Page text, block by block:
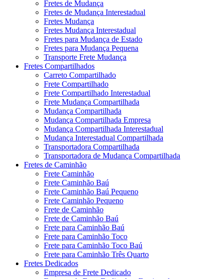
Fretes de Mudança
Fretes de Mudança Interestadual
Fretes Mudança
Fretes Mudança Interestadual
Fretes para Mudança de Estado
Fretes para Mudança Pequena
Transporte Frete Mudança
Fretes Compartilhados
Carreto Compartilhado
Frete Compartilhado
Frete Compartilhado Interestadual
Frete Mudança Compartilhada
Mudança Compartilhada
Mudança Compartilhada Empresa
Mudança Compartilhada Interestadual
Mudança Interestadual Compartilhada
Transportadora Compartilhada
Transportadora de Mudança Compartilhada
Fretes de Caminhão
Frete Caminhão
Frete Caminhão Baú
Frete Caminhão Baú Pequeno
Frete Caminhão Pequeno
Frete de Caminhão
Frete de Caminhão Baú
Frete para Caminhão Baú
Frete para Caminhão Toco
Frete para Caminhão Toco Baú
Frete para Caminhão Três Quarto
Fretes Dedicados
Empresa de Frete Dedicado